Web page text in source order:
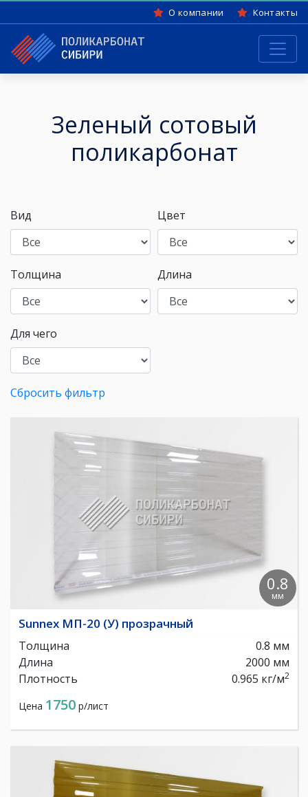
О компании Контакты
Зеленый сотовый
поликарбонат
Вид Цвет
Толщина Длина
Для чего
Сбросить фильтр
0.8
мм
Sunnex МП-20 (У) прозрачный
Толщина
0.8 мм
Длина
2000 мм
Плотность
0.965 кг/м2
Цена 1750 р/лист